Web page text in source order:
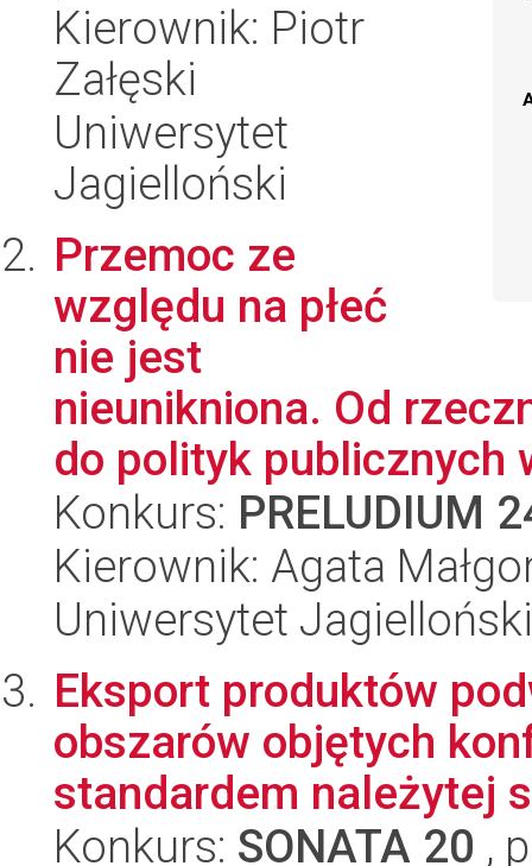
Kierownik: Piotr
Załęski
Uniwersytet
Jagielloński
Przemoc ze
względu na płeć
nie jest
nieunikniona. Od
do polityk publicznych
Konkurs: PRELUDIUM
Kierownik: Agata
Uniwersytet Jagielloński
Eksport produktów
obszarów objętych
standardem należytej
Konkurs: SONATA 20 ,